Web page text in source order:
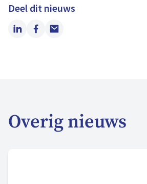
Deel dit nieuws
LinkedIn
Facebook
Email
Overig nieuws